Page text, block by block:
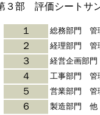
部 評価シートサ
１ 総務部門 管
２ 経理部門 管
３ 経営企画部
４ 工事部門 管
５ 営業部門 管
６ 製造部門 他